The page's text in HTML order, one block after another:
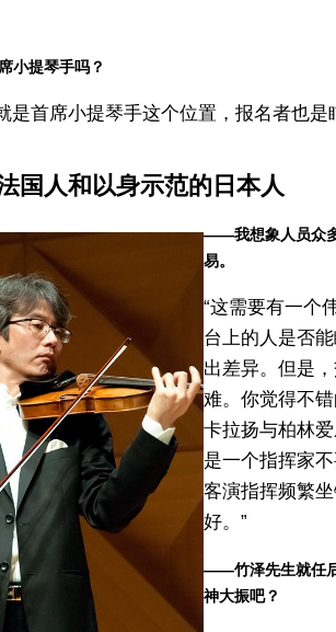
小提琴手吗？
是首席小提琴手这个位置，报名者也是
国人和以身示范的日本人
——我想象人员众
易。
“这需要有一个
台上的人是否
出差异。但是
难。你觉得不
卡拉扬与柏林
是一个指挥家
客演指挥频繁
好。”
——竹泽先生就任
神大振吧？